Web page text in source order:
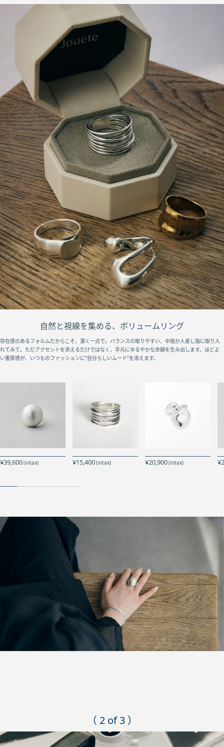
自然と視線を集める、ボリュームリング
存在感のあるフォルムだからこそ、潔く一点で。バランスの取りやすい、中指か人差し指に取り入
れてみて。ただアクセントを添えるだけではなく、手元にゆるやかな余韻を生み出します。ほどよ
い重厚感が、いつものファッションに“自分らしいムード”を添えます。
¥39,600(intax) ¥15,400(intax) ¥20,900(intax)
（ 2 of 3 ）